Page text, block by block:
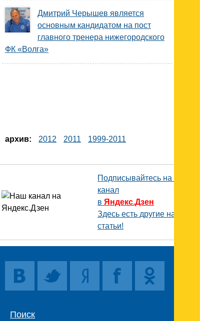
Дмитрий Черышев является
основным кандидатом на пост
главного тренера нижегородского
ФК «Волга»
архив: 2012 2011 1999-2011
Подписывайтесь на наш
канал
в Яндекс.Дзен
Здесь есть другие наши
статьи!
Поиск